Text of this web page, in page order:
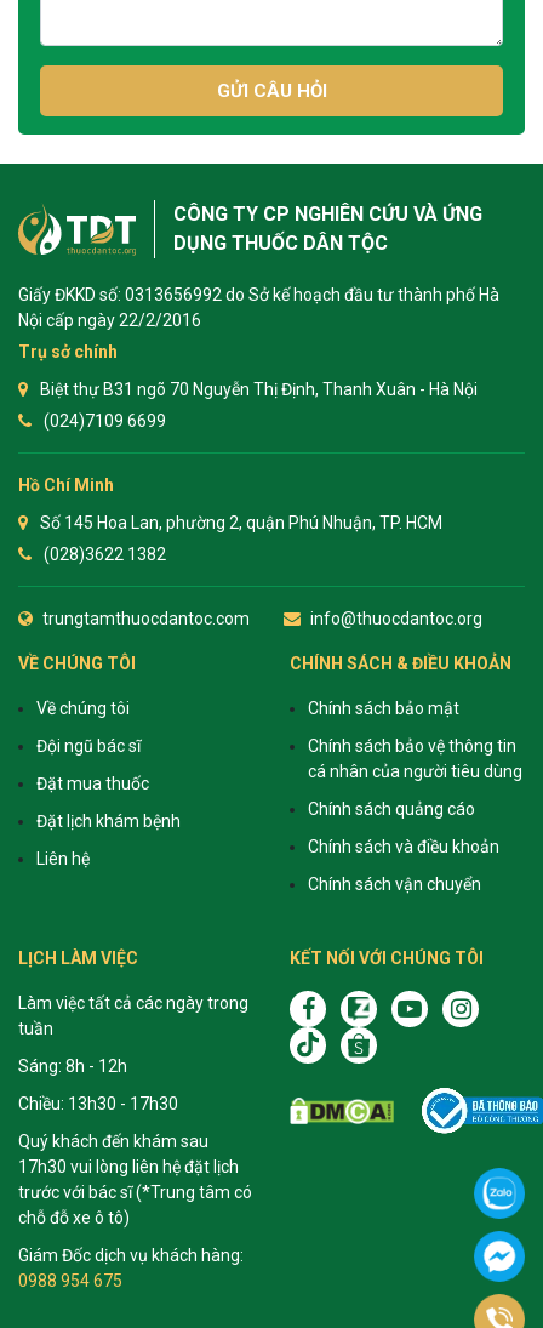
GỬI CÂU HỎI
CÔNG TY CP NGHIÊN CỨU VÀ ỨNG
DỤNG THUỐC DÂN TỘC
Giấy ĐKKD số: 0313656992 do Sở kế hoạch đầu tư thành phố Hà
Nội cấp ngày 22/2/2016
Trụ sở chính
Biệt thự B31 ngõ 70 Nguyễn Thị Định, Thanh Xuân - Hà Nội
(024)7109 6699
Hồ Chí Minh
Số 145 Hoa Lan, phường 2, quận Phú Nhuận, TP. HCM
(028)3622 1382
trungtamthuocdantoc.com info@thuocdantoc.org
VỀ CHÚNG TÔI
Về chúng tôi
Đội ngũ bác sĩ
Đặt mua thuốc
Đặt lịch khám bệnh
Liên hệ
CHÍNH SÁCH & ĐIỀU KHOẢN
Chính sách bảo mật
Chính sách bảo vệ thông tin
cá nhân của người tiêu dùng
Chính sách quảng cáo
Chính sách và điều khoản
Chính sách vận chuyển
LỊCH LÀM VIỆC
Làm việc tất cả các ngày trong
tuần
Sáng: 8h - 12h
Chiều: 13h30 - 17h30
Quý khách đến khám sau
17h30 vui lòng liên hệ đặt lịch
trước với bác sĩ (*Trung tâm có
chỗ đỗ xe ô tô)
Giám Đốc dịch vụ khách hàng:
0988 954 675
KẾT NỐI VỚI CHÚNG TÔI